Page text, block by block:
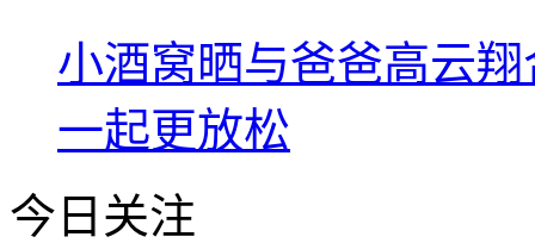
小酒窝晒与爸爸高云
一起更放松
今日关注